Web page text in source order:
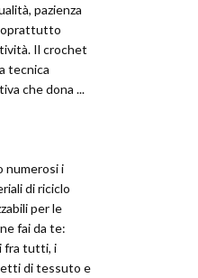
pazienza
Il crochet
tecnica
che dona ...
numerosi i
di riciclo
per le
fai da te:
fra tutti, i
di tessuto e